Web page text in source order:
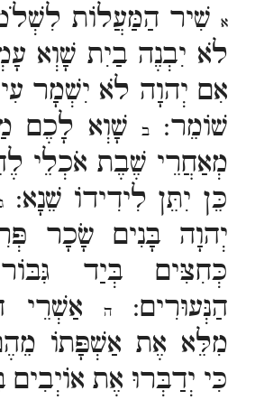
א שִׁיר הַמַּעֲלוֹת
לֹא יִבְנֶה בַיִת שָׁוְא
אִם יְהוָה לֹא יִשְׁמָר
שׁוֹמֵר:ב
שָׁוְא לָכֶם
מְאַחֲרֵי שֶׁבֶת אֹכְלֵי
כֵּן יִתֵּן לִידִידוֹ שֵׁנָא:
ג
יְהוָה בָּנִים שָׂכָר
כְּחִצִּים בְּיַד
הַנְּעוּרִים:ה
אַשְׁרֵי
מִלֵּא אֶת אַשְׁפָּתוֹ
כִּי יְדַבְּרוּ אֶת